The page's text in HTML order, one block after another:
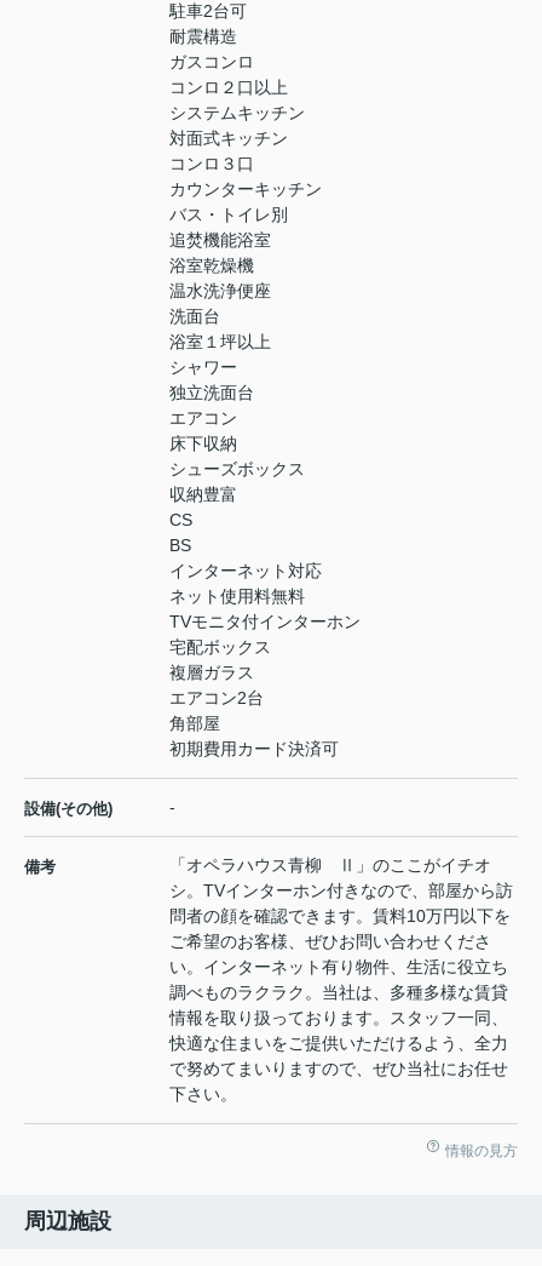
駐車2台可
耐震構造
ガスコンロ
コンロ２口以上
システムキッチン
対面式キッチン
コンロ３口
カウンターキッチン
バス・トイレ別
追焚機能浴室
浴室乾燥機
温水洗浄便座
洗面台
浴室１坪以上
シャワー
独立洗面台
エアコン
床下収納
シューズボックス
収納豊富
CS
BS
インターネット対応
ネット使用料無料
TVモニタ付インターホン
宅配ボックス
複層ガラス
エアコン2台
角部屋
初期費用カード決済可
設備(その他) -
備考
「オペラハウス青柳 Ⅱ」のここがイチオ
シ。TVインターホン付きなので、部屋から訪
問者の顔を確認できます。賃料10万円以下を
ご希望のお客様、ぜひお問い合わせくださ
い。インターネット有り物件、生活に役立ち
調べものラクラク。当社は、多種多様な賃貸
情報を取り扱っております。スタッフ一同、
快適な住まいをご提供いただけるよう、全力
で努めてまいりますので、ぜひ当社にお任せ
下さい。
情報の見方
周辺施設